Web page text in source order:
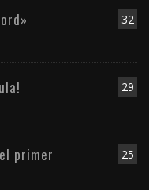
32
29
25
primer